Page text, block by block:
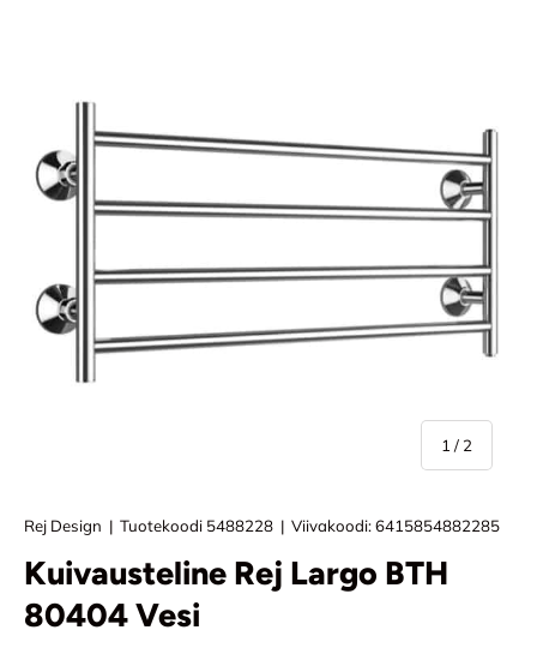
1 / /2
Rej Design | Tuotekoodi 5488228 | Viivakoodi:6415854882285
Kuivausteline Rej Largo BTH
80404 Vesi